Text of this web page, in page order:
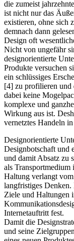
die zumeist
ist nicht nur das
existieren, ohne sich
demnach dann
Design oft
Nicht von ungefähr
designorientierte
Produkte versuchen
ein schlüssiges
[4] zu profilieren und
dabei keine
komplexe und
Wirkung aus ist.
vernetztes Handeln
Designorientierte
Designbotschaft und
und damit Absatz zu
als
Haltung verlangt
langfristiges
Ziele und Haltungen
Internetauftritt fest.
Damit die
und seine